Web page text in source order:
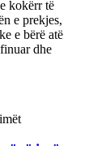
kokërr të
e prekjes,
e bërë atë
dhe